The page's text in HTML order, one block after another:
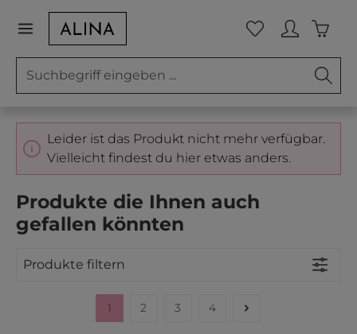
Zum Hauptinhalt springen Du hast 0
Leider ist das Produkt nicht mehr verfügbar.
Vielleicht findest du hier etwas anders.
Produkte die Ihnen auch
gefallen könnten
Produkte filtern
Seite
1 Seite
2 Seite
3 Seite
4